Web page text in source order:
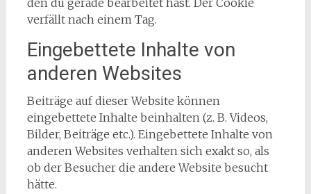
den du gerade bearbeitet hast. Der Cookie
verfällt nach einem Tag.
Eingebettete Inhalte von
anderen Websites
Beiträge auf dieser Website können
eingebettete Inhalte beinhalten (z. B. Videos,
Bilder, Beiträge etc.). Eingebettete Inhalte von
anderen Websites verhalten sich exakt so, als
ob der Besucher die andere Website besucht
hätte.